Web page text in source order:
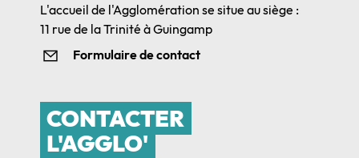
L'accueil de l'Agglomération se situe au siège :
11 rue de la Trinité à Guingamp
Formulaire de contact
CONTACTER
L'AGGLO'